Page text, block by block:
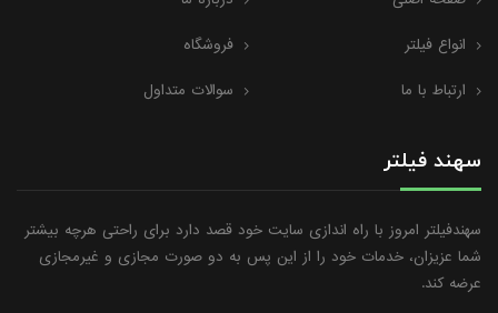
انواع فیلتر فروشگاه
ارتباط با ما سوالات متداول
سهند فیلتر
سهندفیلتر امروز با راه اندازی سایت خود قصد دارد برای راحتی هرچه بیشتر
شما عزیزان، خدمات خود را از این پس به دو صورت مجازی و غیرمجازی
عرضه کند.